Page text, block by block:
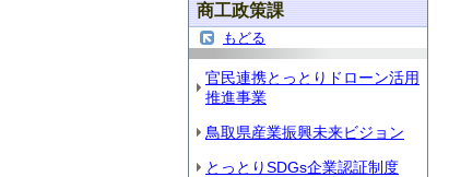
商工政策課
もどる
官民連携とっとりドローン活用
推進事業
鳥取県産業振興未来ビジョン
とっとりSDGs企業認証制度